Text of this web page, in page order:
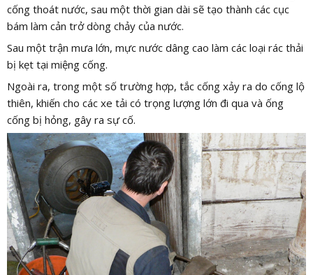
cống thoát nước, sau một thời gian dài sẽ tạo thành các cục
bám làm cản trở dòng chảy của nước.
Sau một trận mưa lớn, mực nước dâng cao làm các loại rác thải
bị kẹt tại miệng cống.
Ngoài ra, trong một số trường hợp, tắc cống xảy ra do cống lộ
thiên, khiến cho các xe tải có trọng lượng lớn đi qua và ống
cống bị hỏng, gây ra sự cố.